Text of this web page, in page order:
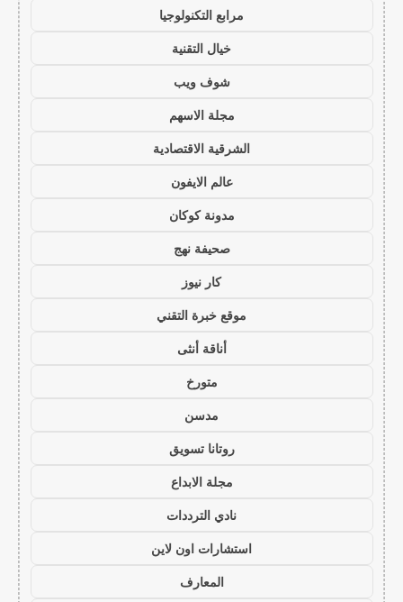
مرابع التكنولوجيا
خيال التقنية
شوف ويب
مجلة الاسهم
الشرقية الاقتصادية
عالم الايفون
مدونة كوكان
صحيفة نهج
كار نيوز
موقع خبرة التقني
أناقة أنثى
متورخ
مدسن
روتانا تسويق
مجلة الابداع
نادي الترددات
استشارات اون لاين
المعارف